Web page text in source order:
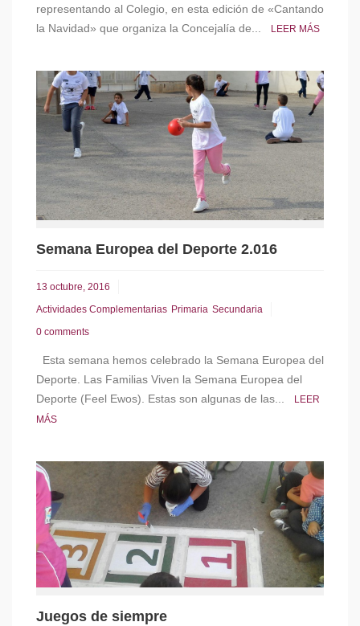
representando al Colegio, en esta edición de «Cantando
la Navidad» que organiza la Concejalía de...
LEER MÁS
Semana Europea del Deporte 2.016
13 octubre, 2016
Actividades Complementarias Primaria Secundaria
0 comments
Esta semana hemos celebrado la Semana Europea del
Deporte. Las Familias Viven la Semana Europea del
Deporte (Feel Ewos). Estas son algunas de las...
LEER
MÁS
Juegos de siempre